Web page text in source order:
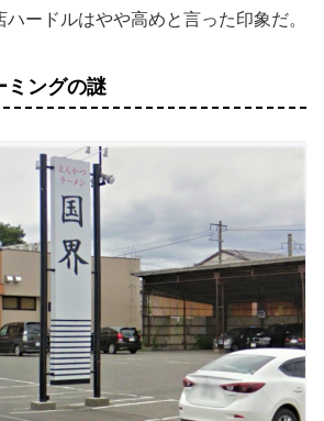
ードルはやや高めと言った印象だ。
ミングの謎